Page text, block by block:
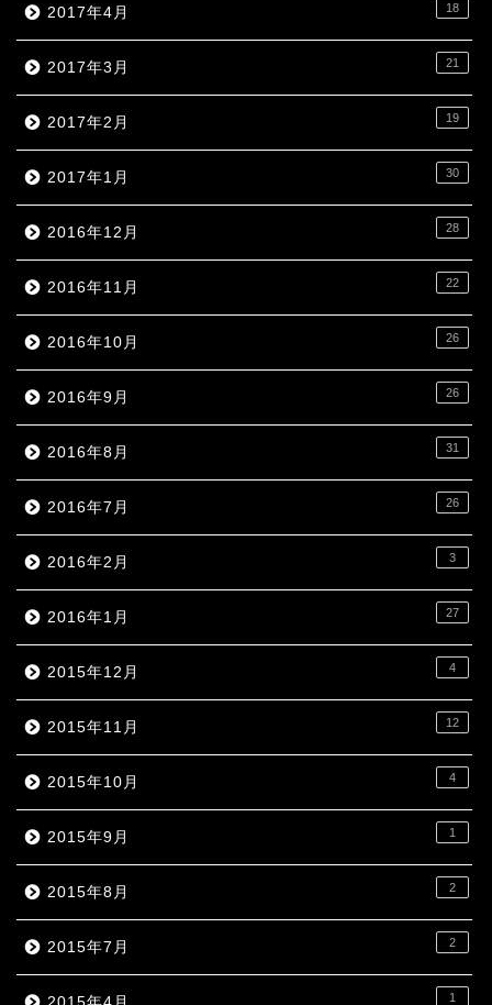
2017年4月 18
2017年3月 21
2017年2月 19
2017年1月 30
2016年12月 28
2016年11月 22
2016年10月 26
2016年9月 26
2016年8月 31
2016年7月 26
2016年2月 3
2016年1月 27
2015年12月 4
2015年11月 12
2015年10月 4
2015年9月 1
2015年8月 2
2015年7月 2
1